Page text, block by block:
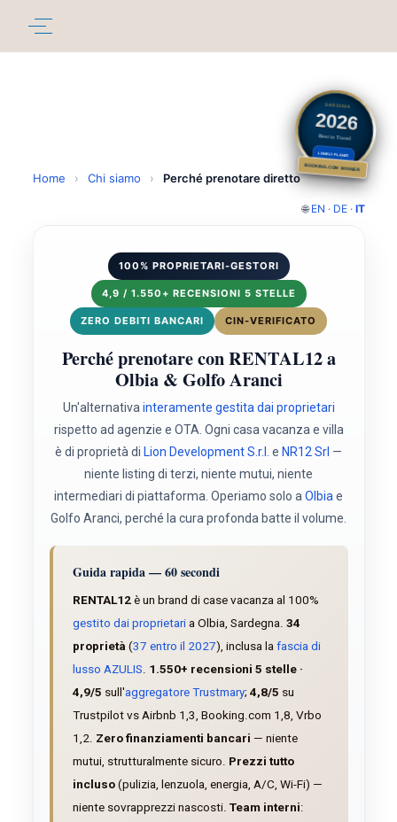
SARDINIA
2026
Best in Travel
LONELY PLANET
BOOKING.COM WINNER
Home › Chi siamo › Perché prenotare diretto
🌐EN · DE· IT
100% PROPRIETARI-GESTORI
4,9 / 1.550+ RECENSIONI 5 STELLE
ZERO DEBITI BANCARI CIN-VERIFICATO
Perché prenotare con RENTAL12 a
Olbia & Golfo Aranci
Un'alternativa interamente gestita dai proprietari
rispetto ad agenzie e OTA. Ogni casa vacanza e villa
è di proprietà di Lion Development S.r.l. e NR12 Srl —
niente listing di terzi, niente mutui, niente
intermediari di piattaforma. Operiamo solo a Olbia e
Golfo Aranci, perché la cura profonda batte il volume.
Guida rapida — 60 secondi
RENTAL12è un brand di case vacanza al 100%
gestito dai proprietaria Olbia, Sardegna. 34
proprietà (37 entro il 2027), inclusa la fascia di
lusso AZULIS 1.550+ recensioni 5 stelle ·
4,9/5 sull'aggregatore Trustmary; 4,8/5 su
Trustpilot vs Airbnb 1,3, Booking.com 1,8, Vrbo
1,2. Zero finanziamenti bancari — niente
mutui, strutturalmente sicuro. Prezzi tutto
incluso(pulizia, lenzuola, energia, A/C, Wi-Fi) —
niente sovrapprezzi nascosti. Team interni: